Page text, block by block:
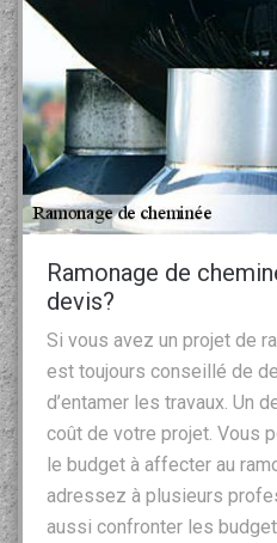
Ramonage de
devis?
Si vous avez un projet de
est toujours conseillé de
d’entamer les travaux. Un
coût de votre projet. Vous
le budget à affecter au
adressez à plusieurs
aussi confronter les